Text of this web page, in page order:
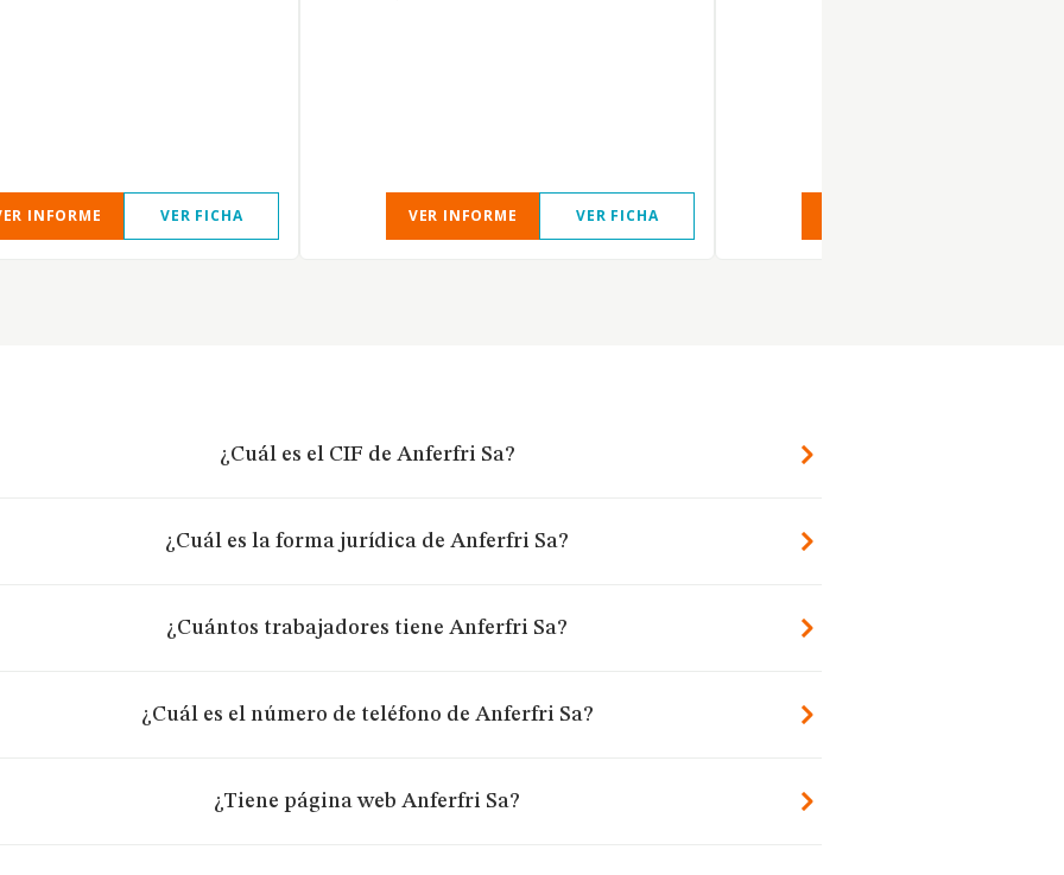
INFORME VER FICHA VER INFORME VER FICHA
¿Cuál es el CIF de Anferfri Sa?
¿Cuál es la forma jurídica de Anferfri Sa?
¿Cuántos trabajadores tiene Anferfri Sa?
¿Cuál es el número de teléfono de Anferfri Sa?
¿Tiene página web Anferfri Sa?